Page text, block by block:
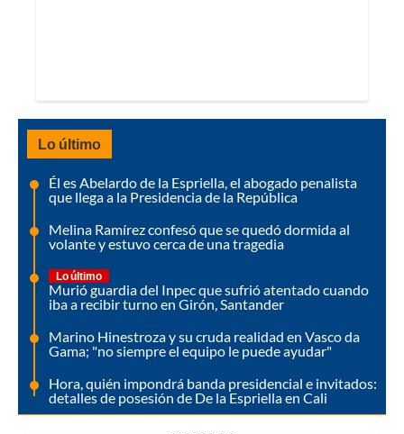
Lo último
Él es Abelardo de la Espriella, el abogado penalista
que llega a la Presidencia de la República
Melina Ramírez confesó que se quedó dormida al
volante y estuvo cerca de una tragedia
Lo último
Murió guardia del Inpec que sufrió atentado cuando
iba a recibir turno en Girón, Santander
Marino Hinestroza y su cruda realidad en Vasco da
Gama; "no siempre el equipo le puede ayudar"
Hora, quién impondrá banda presidencial e invitados:
detalles de posesión de De la Espriella en Cali